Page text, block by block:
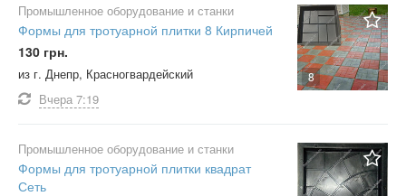
8
Промышленное оборудование и станки
Формы для тротуарной плитки 8 Кирпичей
130 грн.
из г. Днепр, Красногвардейский
Вчера 7:19
Промышленное оборудование и станки
Формы для тротуарной плитки квадрат
Сеть